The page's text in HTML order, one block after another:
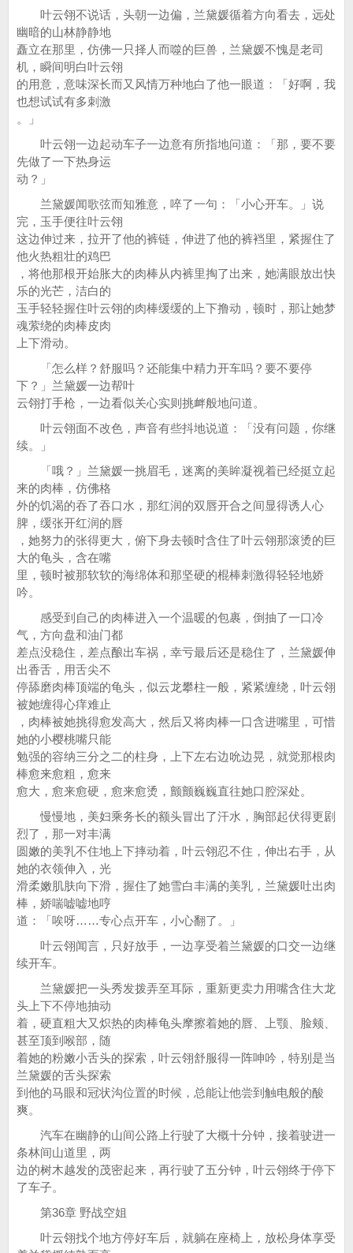
叶云翎不说话，头朝一边偏，兰黛媛循着方向看去，远处
幽暗的山林静静地
矗立在那里，仿佛一只择人而噬的巨兽，兰黛媛不愧是老司
机，瞬间明白叶云翎
的用意，意味深长而又风情万种地白了他一眼道：「好啊，我
也想试试有多刺激
。」
叶云翎一边起动车子一边意有所指地问道：「那，要不要
先做了一下热身运
动？」
兰黛媛闻歌弦而知雅意，啐了一句：「小心开车。」说
完，玉手便往叶云翎
这边伸过来，拉开了他的裤链，伸进了他的裤裆里，紧握住了
他火热粗壮的鸡巴
，将他那根开始胀大的肉棒从内裤里掏了出来，她满眼放出快
乐的光芒，洁白的
玉手轻轻握住叶云翎的肉棒缓缓的上下撸动，顿时，那让她梦
魂萦绕的肉棒皮肉
上下滑动。
「怎么样？舒服吗？还能集中精力开车吗？要不要停
下？」兰黛媛一边帮叶
云翎打手枪，一边看似关心实则挑衅般地问道。
叶云翎面不改色，声音有些抖地说道：「没有问题，你继
续。」
「哦？」兰黛媛一挑眉毛，迷离的美眸凝视着已经挺立起
来的肉棒，仿佛格
外的饥渴的吞了吞口水，那红润的双唇开合之间显得诱人心
脾，缓张开红润的唇
，她努力的张得更大，俯下身去顿时含住了叶云翎那滚烫的巨
大的龟头，含在嘴
里，顿时被那软软的海绵体和那坚硬的棍棒刺激得轻轻地娇
吟。
感受到自己的肉棒进入一个温暖的包裹，倒抽了一口冷
气，方向盘和油门都
差点没稳住，差点酿出车祸，幸亏最后还是稳住了，兰黛媛伸
出香舌，用舌尖不
停舔磨肉棒顶端的龟头，似云龙攀柱一般，紧紧缠绕，叶云翎
被她缠得心痒难止
，肉棒被她挑得愈发高大，然后又将肉棒一口含进嘴里，可惜
她的小樱桃嘴只能
勉强的容纳三分之二的柱身，上下左右边吮边晃，就觉那根肉
棒愈来愈粗，愈来
愈大，愈来愈硬，愈来愈烫，颤颤巍巍直往她口腔深处。
慢慢地，美妇乘务长的额头冒出了汗水，胸部起伏得更剧
烈了，那一对丰满
圆嫩的美乳不住地上下摔动着，叶云翎忍不住，伸出右手，从
她的衣领伸入，光
滑柔嫩肌肤向下滑，握住了她雪白丰满的美乳，兰黛媛吐出肉
棒，娇喘嘘嘘地哼
道：「唉呀……专心点开车，小心翻了。」
叶云翎闻言，只好放手，一边享受着兰黛媛的口交一边继
续开车。
兰黛媛把一头秀发拨弄至耳际，重新更卖力用嘴含住大龙
头上下不停地抽动
着，硬直粗大又炽热的肉棒龟头摩擦着她的唇、上颚、脸颊、
甚至顶到喉部，随
着她的粉嫩小舌头的探索，叶云翎舒服得一阵呻吟，特别是当
兰黛媛的舌头探索
到他的马眼和冠状沟位置的时候，总能让他尝到触电般的酸
爽。
汽车在幽静的山间公路上行驶了大概十分钟，接着驶进一
条林间山道里，两
边的树木越发的茂密起来，再行驶了五分钟，叶云翎终于停下
了车子。
第36章 野战空姐
叶云翎找个地方停好车后，就躺在座椅上，放松身体享受